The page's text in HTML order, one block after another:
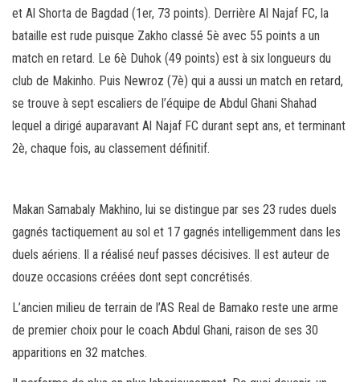
et Al Shorta de Bagdad (1er, 73 points). Derrière Al Najaf FC, la
bataille est rude puisque Zakho classé 5è avec 55 points a un
match en retard. Le 6è Duhok (49 points) est à six longueurs du
club de Makinho. Puis Newroz (7è) qui a aussi un match en retard,
se trouve à sept escaliers de l’équipe de Abdul Ghani Shahad
lequel a dirigé auparavant Al Najaf FC durant sept ans, et terminant
2è, chaque fois, au classement définitif.
Makan Samabaly Makhino, lui se distingue par ses 23 rudes duels
gagnés tactiquement au sol et 17 gagnés intelligemment dans les
duels aériens. Il a réalisé neuf passes décisives. Il est auteur de
douze occasions créées dont sept concrétisés.
L’ancien milieu de terrain de l’AS Real de Bamako reste une arme
de premier choix pour le coach Abdul Ghani, raison de ses 30
apparitions en 32 matches.